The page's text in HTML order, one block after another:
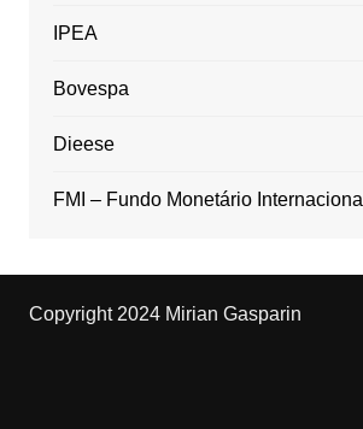
IPEA
Bovespa
Dieese
FMI – Fundo Monetário Internacional
Copyright 2024 Mirian Gasparin